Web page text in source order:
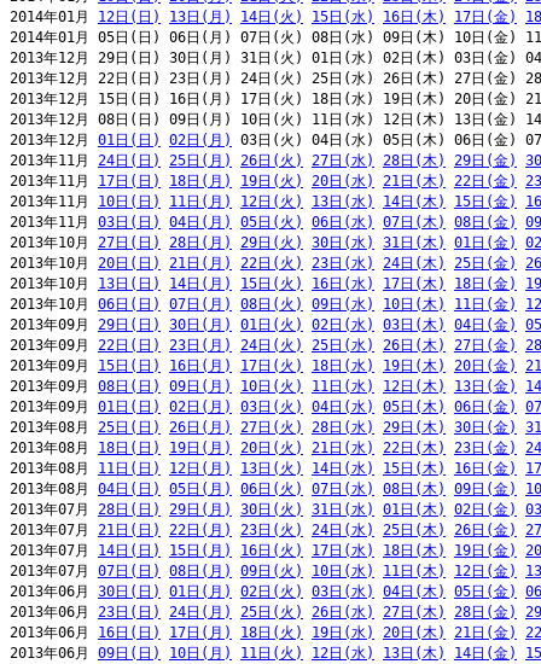
2014年01月 12日(日) 13日(月) 14日(火) 15日(水) 16日(木) 17日(金)
2014年01月 05日(日) 06日(月) 07日(火) 08日(水) 09日(木) 10日(金)
2013年12月 29日(日) 30日(月) 31日(火) 01日(水) 02日(木) 03日(金)
2013年12月 22日(日) 23日(月) 24日(火) 25日(水) 26日(木) 27日(金)
2013年12月 15日(日) 16日(月) 17日(火) 18日(水) 19日(木) 20日(金)
2013年12月 08日(日) 09日(月) 10日(火) 11日(水) 12日(木) 13日(金)
2013年12月 01日(日) 02日(月)
03日(火) 04日(水) 05日(木) 06日(金)
2013年11月 24日(日) 25日(月) 26日(火) 27日(水) 28日(木) 29日(金)
2013年11月 17日(日) 18日(月) 19日(火) 20日(水) 21日(木) 22日(金)
2013年11月 10日(日) 11日(月) 12日(火) 13日(水) 14日(木) 15日(金)
2013年11月 03日(日) 04日(月) 05日(火) 06日(水) 07日(木) 08日(金)
2013年10月 27日(日) 28日(月) 29日(火) 30日(水) 31日(木) 01日(金)
2013年10月 20日(日) 21日(月) 22日(火) 23日(水) 24日(木) 25日(金)
2013年10月 13日(日) 14日(月) 15日(火) 16日(水) 17日(木) 18日(金)
2013年10月 06日(日) 07日(月) 08日(火) 09日(水) 10日(木) 11日(金)
2013年09月 29日(日) 30日(月) 01日(火) 02日(水) 03日(木) 04日(金)
2013年09月 22日(日) 23日(月) 24日(火) 25日(水) 26日(木) 27日(金)
2013年09月 15日(日) 16日(月) 17日(火) 18日(水) 19日(木) 20日(金)
2013年09月 08日(日) 09日(月) 10日(火) 11日(水) 12日(木) 13日(金)
2013年09月 01日(日) 02日(月) 03日(火) 04日(水) 05日(木) 06日(金)
2013年08月 25日(日) 26日(月) 27日(火) 28日(水) 29日(木) 30日(金)
2013年08月 18日(日) 19日(月) 20日(火) 21日(水) 22日(木) 23日(金)
2013年08月 11日(日) 12日(月) 13日(火) 14日(水) 15日(木) 16日(金)
2013年08月 04日(日) 05日(月) 06日(火) 07日(水) 08日(木) 09日(金)
2013年07月 28日(日) 29日(月) 30日(火) 31日(水) 01日(木) 02日(金)
2013年07月 21日(日) 22日(月) 23日(火) 24日(水) 25日(木) 26日(金)
2013年07月 14日(日) 15日(月) 16日(火) 17日(水) 18日(木) 19日(金)
2013年07月 07日(日) 08日(月) 09日(火) 10日(水) 11日(木) 12日(金)
2013年06月 30日(日) 01日(月) 02日(火) 03日(水) 04日(木) 05日(金)
2013年06月 23日(日) 24日(月) 25日(火) 26日(水) 27日(木) 28日(金)
2013年06月 16日(日) 17日(月) 18日(火) 19日(水) 20日(木) 21日(金)
2013年06月 09日(日) 10日(月) 11日(火) 12日(水) 13日(木) 14日(金)